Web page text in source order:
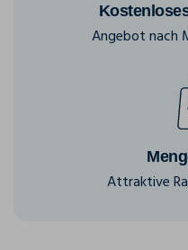
Angebot nach
Attraktive